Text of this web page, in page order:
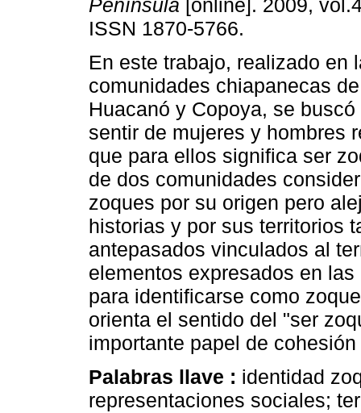
Península [online]. 2009,
ISSN 1870-5766.
En este trabajo, realizado en
comunidades chiapanecas
Huacanó y Copoya, se
sentir de mujeres y hombres
que para ellos significa ser
de dos comunidades
zoques por su origen pero
historias y por sus territorios
antepasados vinculados al
elementos expresados en
para identificarse como
orienta el sentido del "ser
importante papel de
Palabras llave : identidad
representaciones sociales;